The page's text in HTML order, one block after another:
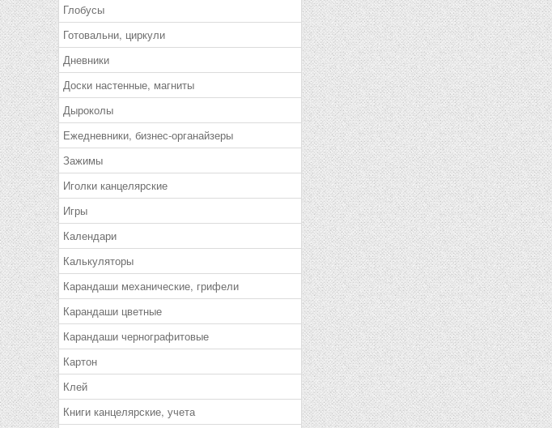
Глобусы
Готовальни, циркули
Дневники
Доски настенные, магниты
Дыроколы
Ежедневники, бизнес-органайзеры
Зажимы
Иголки канцелярские
Игры
Календари
Калькуляторы
Карандаши механические, грифели
Карандаши цветные
Карандаши чернографитовые
Картон
Клей
Книги канцелярские, учета